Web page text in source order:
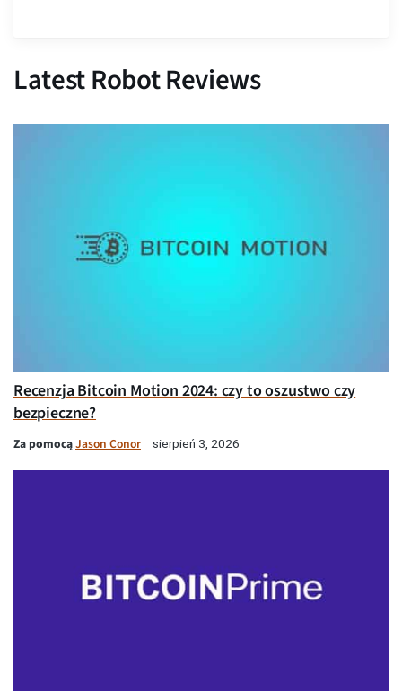
Latest Robot Reviews
Recenzja Bitcoin Motion 2024: czy to oszustwo czy
bezpieczne?
Za pomocąJason Conor sierpień 3, 2026